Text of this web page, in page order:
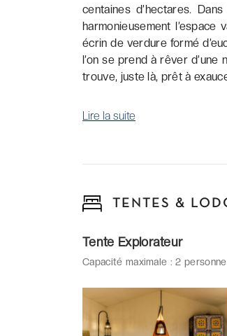
centaines d’hectares.
harmonieusement l’espace
écrin de verdure formé
l’on se prend à rêver d’une
trouve, juste là, prêt à
Lire la suite
TENTES &
Tente Explorateur
Capacité maximale : 2